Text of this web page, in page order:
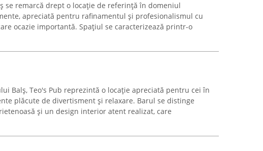
se remarcă drept o locație de referință în domeniul
apreciată pentru rafinamentul și profesionalismul cu
ocazie importantă. Spațiul se caracterizează printr-o
Balș, Teo's Pub reprezintă o locație apreciată pentru cei în
plăcute de divertisment și relaxare. Barul se distinge
și un design interior atent realizat, care